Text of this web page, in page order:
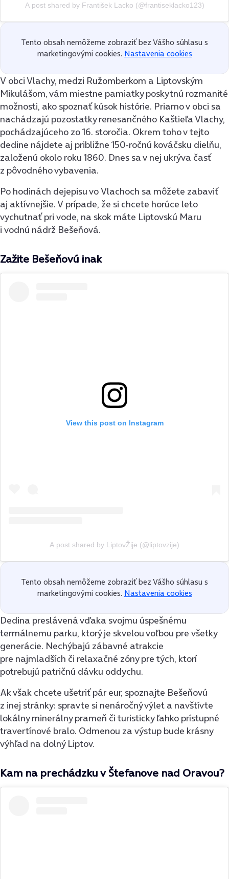
A post shared by František Lacko (@frantiseklacko123)
Tento obsah nemôžeme zobraziť bez Vášho súhlasu s
marketingovými cookies. Nastavenia cookies
V obci Vlachy, medzi Ružomberkom a Liptovským
Mikulášom, vám miestne pamiatky poskytnú rozmanité
možnosti, ako spoznať kúsok histórie. Priamo v obci sa
nachádzajú pozostatky renesančného Kaštieľa Vlachy,
pochádzajúceho zo 16. storočia. Okrem toho v tejto
dedine nájdete aj približne 150-ročnú kováčsku dielňu,
založenú okolo roku 1860. Dnes sa v nej ukrýva časť
z pôvodného vybavenia.
Po hodinách dejepisu vo Vlachoch sa môžete zabaviť
aj aktívnejšie. V prípade, že si chcete horúce leto
vychutnať pri vode, na skok máte Liptovskú Maru
i vodnú nádrž Bešeňová.
Zažite Bešeňovú inak
View this post on Instagram
A post shared by LiptovŽije (@liptovzije)
Tento obsah nemôžeme zobraziť bez Vášho súhlasu s
marketingovými cookies. Nastavenia cookies
Dedina preslávená vďaka svojmu úspešnému
termálnemu parku, ktorý je skvelou voľbou pre všetky
generácie. Nechýbajú zábavné atrakcie
pre najmladších či relaxačné zóny pre tých, ktorí
potrebujú patričnú dávku oddychu.
Ak však chcete ušetriť pár eur, spoznajte Bešeňovú
z inej stránky: spravte si nenáročný výlet a navštívte
lokálny minerálny prameň či turisticky ľahko prístupné
travertínové bralo. Odmenou za výstup bude krásny
výhľad na dolný Liptov.
Kam na prechádzku v Štefanove nad Oravou?